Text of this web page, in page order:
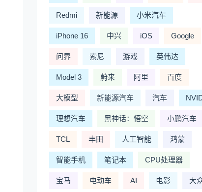
Redmi 新能源 小米汽车
iPhone 16 中兴 iOS Google
问界 索尼 游戏 英伟达
Model 3 蔚来 阿里 百度
大模型 新能源汽车 汽车
理想汽车 黑神话：悟空 小鹏汽车
TCL 丰田 人工智能 鸿蒙
智能手机 笔记本 CPU处理器
宝马 电动车 AI 电影 大